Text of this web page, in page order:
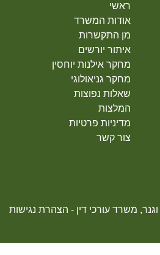
ראשי
אודות המשרד
מן התקשרות
איתור יורשים
מחקר אילנות יוחסין
מחקר גניאולוגי
שאלות נפוצות
המלצות
מדיניות פרטיות
צור קשר
משרד עורכי דין - הצהרת נגישות